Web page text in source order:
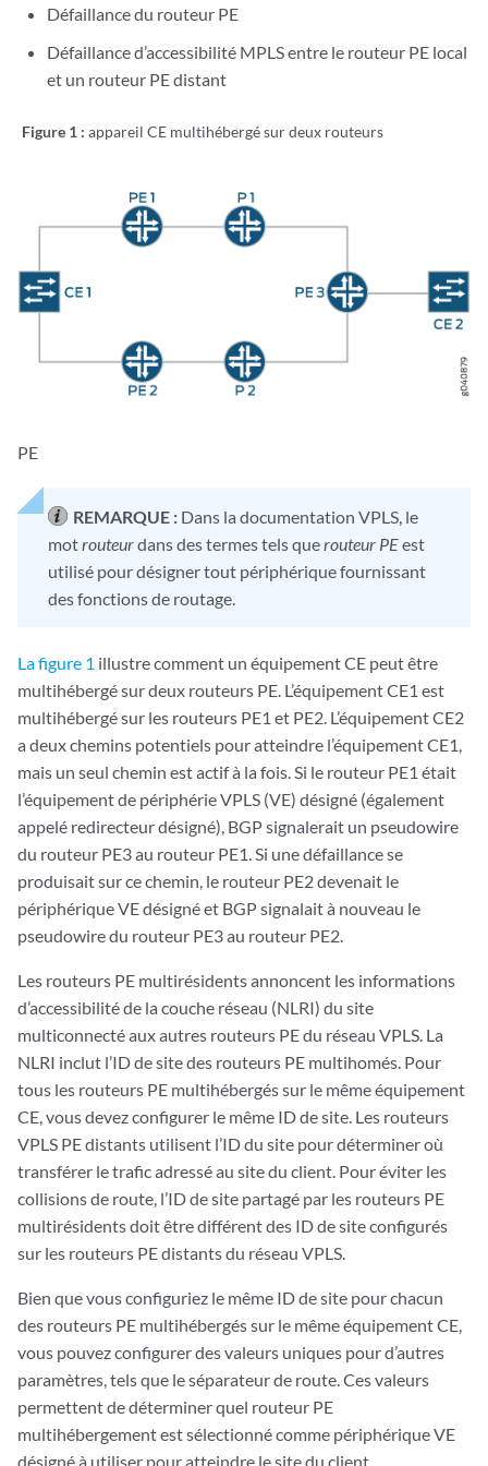
Défaillance du routeur PE
Défaillance d’accessibilité MPLS entre le routeur PE local
et un routeur PE distant
Figure 1 : appareil CE multihébergé sur deux routeurs
PE
REMARQUE : Dans la documentation VPLS, le
motrouteurdans des termes tels querouteur PEest
utilisé pour désigner tout périphérique fournissant
des fonctions de routage.
La figure 1 illustre comment un équipement CE peut être
multihébergé sur deux routeurs PE. L’équipement CE1 est
multihébergé sur les routeurs PE1 et PE2. L’équipement CE2
a deux chemins potentiels pour atteindre l’équipement CE1,
mais un seul chemin est actif à la fois. Si le routeur PE1 était
l’équipement de périphérie VPLS (VE) désigné (également
appelé redirecteur désigné), BGP signalerait un pseudowire
du routeur PE3 au routeur PE1. Si une défaillance se
produisait sur ce chemin, le routeur PE2 devenait le
périphérique VE désigné et BGP signalait à nouveau le
pseudowire du routeur PE3 au routeur PE2.
Les routeurs PE multirésidents annoncent les informations
d’accessibilité de la couche réseau (NLRI) du site
multiconnecté aux autres routeurs PE du réseau VPLS. La
NLRI inclut l’ID de site des routeurs PE multihomés. Pour
tous les routeurs PE multihébergés sur le même équipement
CE, vous devez configurer le même ID de site. Les routeurs
VPLS PE distants utilisent l’ID du site pour déterminer où
transférer le trafic adressé au site du client. Pour éviter les
collisions de route, l’ID de site partagé par les routeurs PE
multirésidents doit être différent des ID de site configurés
sur les routeurs PE distants du réseau VPLS.
Bien que vous configuriez le même ID de site pour chacun
des routeurs PE multihébergés sur le même équipement CE,
vous pouvez configurer des valeurs uniques pour d’autres
paramètres, tels que le séparateur de route. Ces valeurs
permettent de déterminer quel routeur PE
multihébergement est sélectionné comme périphérique VE
désigné à utiliser pour atteindre le site du client.